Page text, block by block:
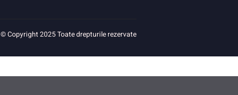
© Copyright 2025 Toate drepturile rezervate